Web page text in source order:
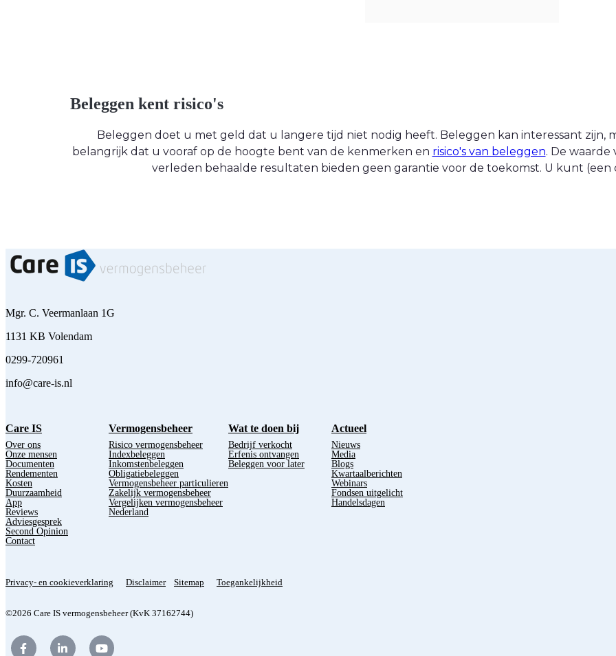
Beleggen kent risico's
Beleggen doet u met geld dat u langere tijd niet nodig heeft. Beleggen kan interessant zijn,
belangrijk dat u vooraf op de hoogte bent van de kenmerken en risico's van beleggen. De
verleden behaalde resultaten bieden geen garantie voor de toekomst. U kunt (een
Mgr. C. Veermanlaan 1G
1131 KB Volendam
0299-720961
info@care-is.nl
Care IS
Over ons
Onze mensen
Documenten
Rendementen
Kosten
Duurzaamheid
App
Reviews
Adviesgesprek
Second Opinion
Contact
Vermogensbeheer
Risico vermogensbeheer
Indexbeleggen
Inkomstenbeleggen
Obligatiebeleggen
Vermogensbeheer particulieren
Zakelijk vermogensbeheer
Vergelijken vermogensbeheer
Nederland
Wat te doen bij
Bedrijf verkocht
Erfenis ontvangen
Beleggen voor later
Actueel
Nieuws
Media
Blogs
Kwartaalberichten
Webinars
Fondsen uitgelicht
Handelsdagen
Privacy- en cookieverklaring Disclaimer Sitemap Toegankelijkheid
©2026 Care IS vermogensbeheer (KvK 37162744)